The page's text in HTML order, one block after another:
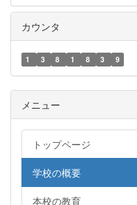
カウンタ
1 3 8 1 8 3 9
メニュー
トップページ
学校の概要
本校の教育